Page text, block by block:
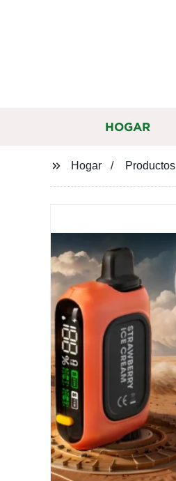
HOGAR
Hogar Productos